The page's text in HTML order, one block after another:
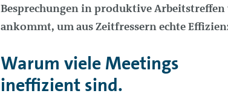
Besprechungen in produktive
ankommt, um aus Zeitfressern echte
Warum viele Meetings
ineffizient sind.